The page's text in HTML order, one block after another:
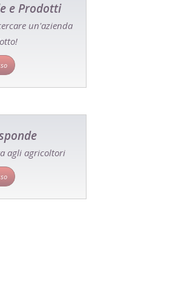
e Prodotti
un'azienda
agli agricoltori